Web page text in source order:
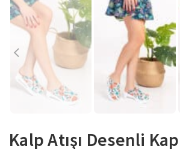
Kalp Atışı Desenli